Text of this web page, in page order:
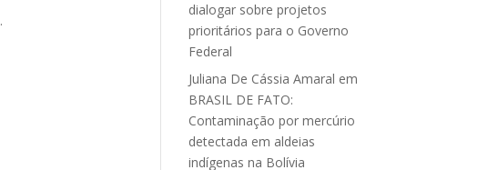
.
dialogar sobre projetos
prioritários para o Governo
Federal
Juliana De Cássia Amaral em
BRASIL DE FATO:
Contaminação por mercúrio
detectada em aldeias
indígenas na Bolívia